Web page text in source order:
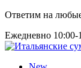
Ответим на
Ежедневно 10:00-